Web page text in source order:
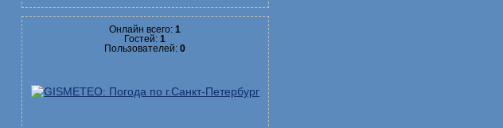
Онлайн всего:1
Гостей:1
Пользователей:0